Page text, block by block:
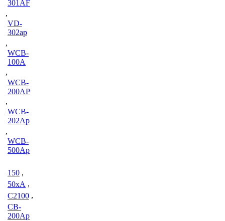
301AF
,
VD-
302ap
,
WCB-
100A
,
WCB-
200AP
,
WCB-
202Ap
,
WCB-
500Ap
150 ,
50xA ,
C2100 ,
CB-
200Ap